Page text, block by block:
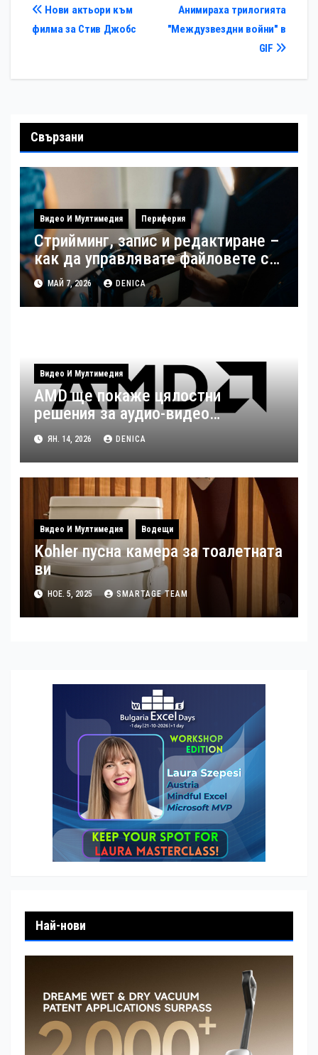
Навигация
Анимираха трилогията
"Междузвездни войни" в
GIF
Нови актьори към
филма за Стив Джобс
Свързани
Видео И Мултимедия Периферия
Стрийминг, запис и редактиране –
как да управлявате файловете си
като създател
МАЙ 7, 2026 DENICA
Видео И Мултимедия
AMD ще покаже цялостни
решения за аудио-видео
излъчвания по време на ISE 2026
ЯН. 14, 2026 DENICA
Видео И Мултимедия Водещи
Kohler пусна камера за тоалетната
ви
НОЕ. 5, 2025 SMARTAGE TEAM
Най-нови